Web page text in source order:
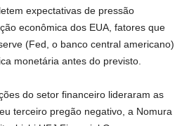
expectativas de pressão
econômica dos EUA, fatores que
(Fed, o banco central americano)
monetária antes do previsto.
do setor financeiro lideraram as
terceiro pregão negativo, a Nomura